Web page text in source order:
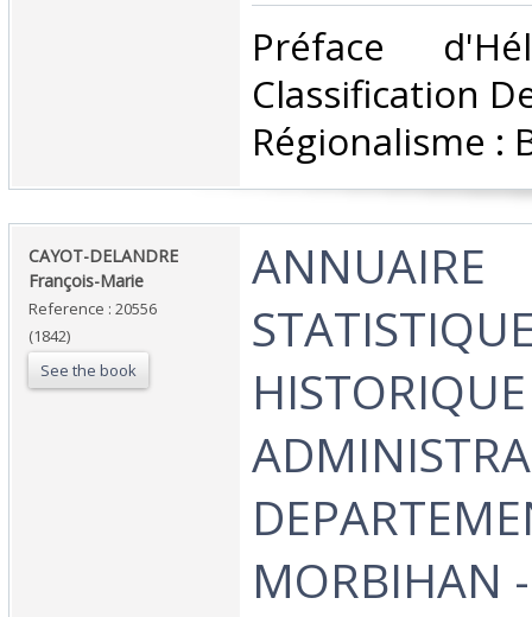
‎Préface
Classification
Régionalisme :
‎CAYOT-DELANDRE
François-Marie ‎
Reference : 20556
(1842)
See the book
‎ANNUAIRE
MORBIHAN